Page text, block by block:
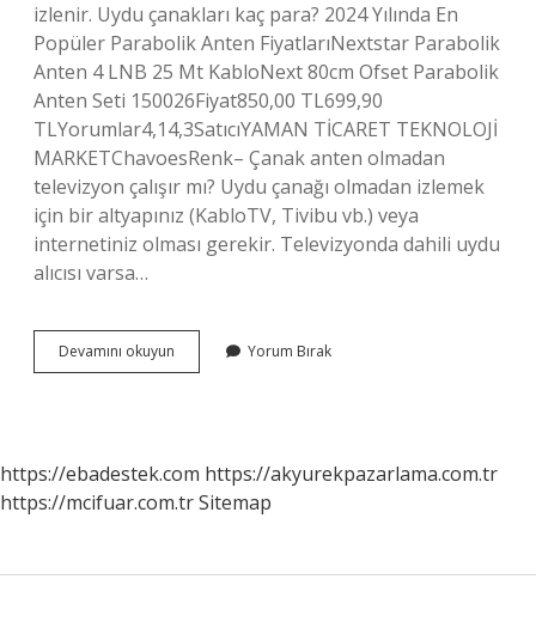
izlenir. Uydu çanakları kaç para? 2024 Yılında En
Popüler Parabolik Anten FiyatlarıNextstar Parabolik
Anten 4 LNB 25 Mt KabloNext 80cm Ofset Parabolik
Anten Seti 150026Fiyat850,00 TL699,90
TLYorumlar4,14,3SatıcıYAMAN TİCARET TEKNOLOJİ
MARKETChavoesRenk– Çanak anten olmadan
televizyon çalışır mı? Uydu çanağı olmadan izlemek
için bir altyapınız (KabloTV, Tivibu vb.) veya
internetiniz olması gerekir. Televizyonda dahili uydu
alıcısı varsa…
Devamını okuyun
Anten
Yorum Bırak
https://ebadestek.com https://akyurekpazarlama.com.tr
https://mcifuar.com.trSitemap